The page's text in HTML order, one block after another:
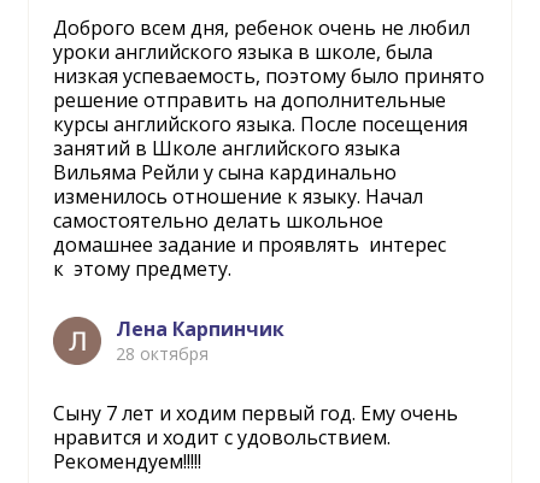
Доброго всем дня, ребенок очень не любил
уроки английского языка в школе, была
низкая успеваемость, поэтому было принято
решение отправить на дополнительные
курсы английского языка. После посещения
занятий в Школе английского языка
Вильяма Рейли у сына кардинально
изменилось отношение к языку. Начал
самостоятельно делать школьное
домашнее задание и проявлять интерес
к этому предмету.
Лена Карпинчик
28 октября
Сыну 7 лет и ходим первый год. Ему очень
нравится и ходит с удовольствием.
Рекомендуем!!!!!